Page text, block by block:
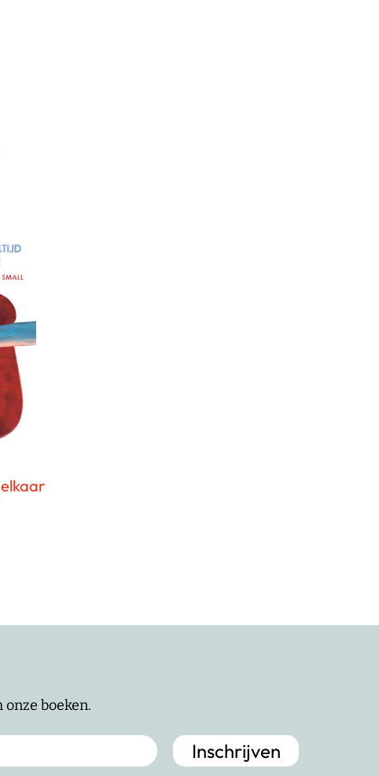
boeken.